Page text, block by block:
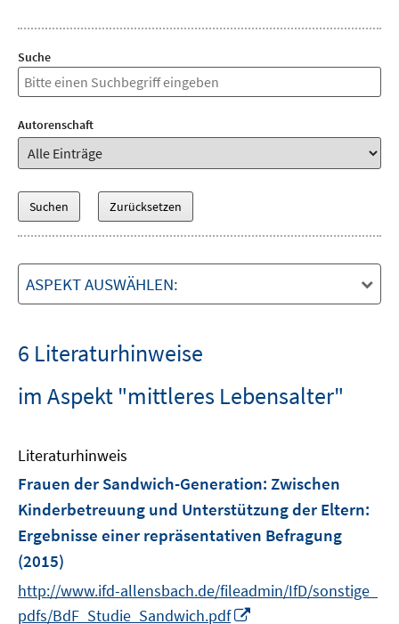
Suche
Autorenschaft
ASPEKT AUSWÄHLEN:
6 Literaturhinweise
im Aspekt "mittleres Lebensalter"
Literaturhinweis
Frauen der Sandwich-Generation: Zwischen
Kinderbetreuung und Unterstützung der Eltern:
Ergebnisse einer repräsentativen Befragung
(2015)
http://www.ifd-allensbach.de/fileadmin/IfD/sonstige_
pdfs/BdF_Studie_Sandwich.pdf